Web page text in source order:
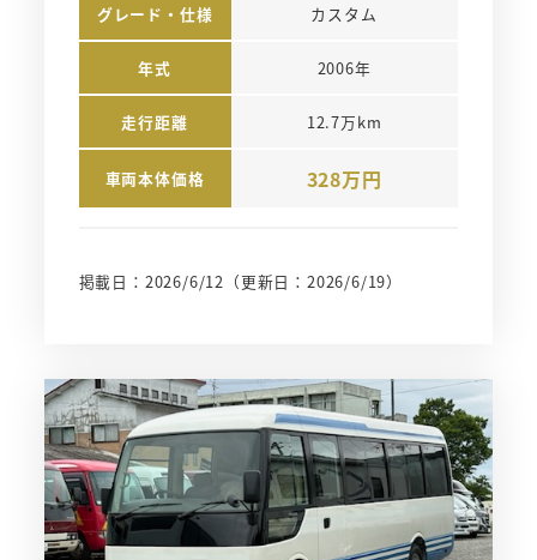
グレード・仕様 カスタム
年式 2006年
走行距離 12.7万km
車両本体価格 328万円
掲載日：2026/6/12 （更新日：2026/6/19）